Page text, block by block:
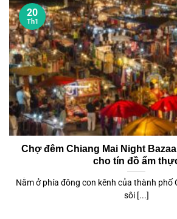
Chợ đêm Chiang Mai Night
cho tín đồ ẩm
Nằm ở phía đông con kênh của thành phố
sôi [...]
20
Th1